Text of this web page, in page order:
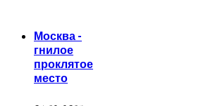
Москва -
гнилое
проклятое
место